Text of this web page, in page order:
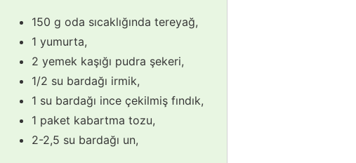
150 g oda sıcaklığında tereyağ,
1 yumurta,
2 yemek kaşığı pudra şekeri,
1/2 su bardağı irmik,
1 su bardağı ince çekilmiş fındık,
1 paket kabartma tozu,
2-2,5 su bardağı un,